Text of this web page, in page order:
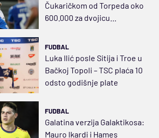
Čukaričkom od Torpeda oko
600.000 za dvojicu
FUDBAL
Luka Ilić posle Sitija i Troe u
Bačkoj Topoli – TSC plaća 10
odsto godišnje plate
FUDBAL
Galatina verzija Galaktikosa:
Mauro Ikardi i Hames